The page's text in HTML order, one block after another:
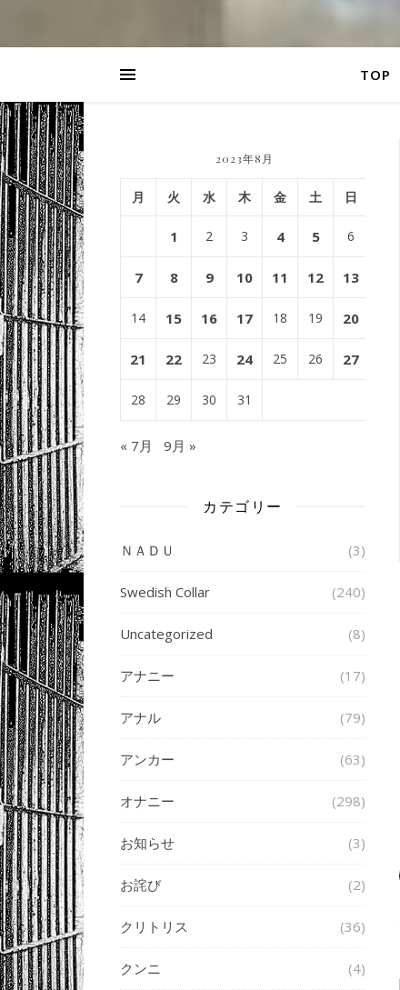
TOP
2023年8月
月 火 水 木 金 土 日
1 2 3 4 5 6
7 8 9 10 11 12 13
14 15 16 17 18 19 20
21 22 23 24 25 26 27
28 29 30 31
« 7月 9月 »
カテゴリー
ＮＡＤＵ (3)
Swedish Collar (240)
Uncategorized (8)
アナニー (17)
アナル (79)
アンカー (63)
オナニー (298)
お知らせ (3)
お詫び (2)
クリトリス (36)
クンニ (4)